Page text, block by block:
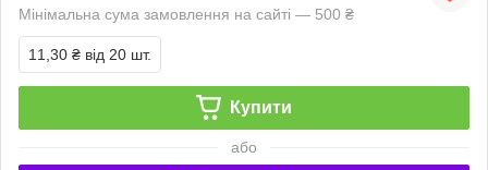
Мінімальна сума замовлення на сайті — 500 ₴
11,30 ₴ від 20 шт.
Купити
або